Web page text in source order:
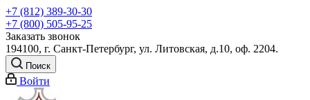
+7 (812) 389-30-30
+7 (800) 505-95-25
Заказать звонок
194100, г. Санкт-Петербург, ул. Литовская, д.10, оф. 2204.
Поиск
Войти